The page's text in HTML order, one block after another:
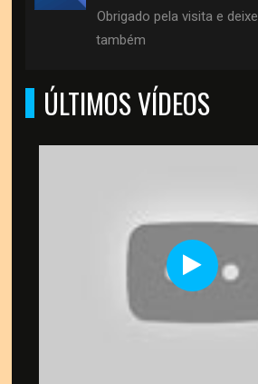
Obrigado pela visita e
também
ÚLTIMOS VÍDEOS